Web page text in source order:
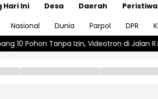
Hari Ini Desa Daerah Peristiwa
Nasional Dunia Parpol DPR
Videotron di Jalan R.E. Martadinata